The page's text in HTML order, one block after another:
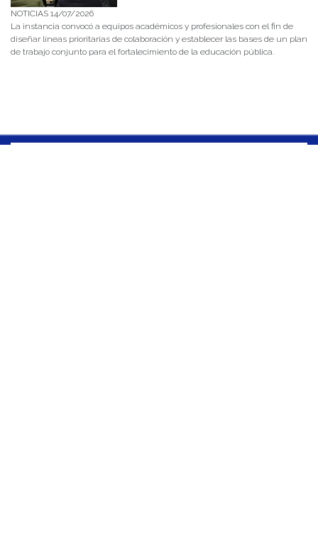
NOTICIAS 14/07/2026
La instancia convocó a equipos académicos y profesionales con el fin de
diseñar líneas prioritarias de colaboración y establecer las bases de un plan
de trabajo conjunto para el fortalecimiento de la educación pública.